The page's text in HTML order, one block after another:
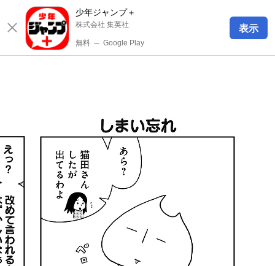
少年ジャンプ＋
株式会社 集英社
無料 ─ Google Play
表示